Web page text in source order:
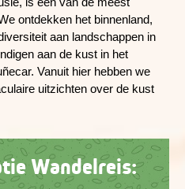
ontdekken het binnenland,
aan landschappen in
aan de kust in het
Vanuit hier hebben we
uitzichten over de kust
Wandelreis: